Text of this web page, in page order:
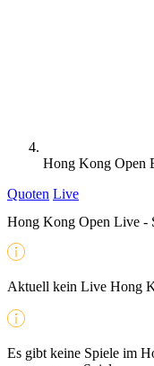
Hong Kong Open
Quoten Live
Hong Kong Open Live -
Aktuell kein Live Hong
Es gibt keine Spiele im